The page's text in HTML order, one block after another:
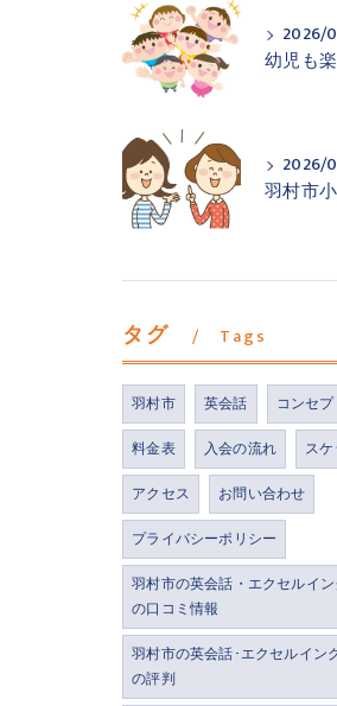
2026/
2026/
タグ Tags
羽村市 英会話 コンセプ
料金表
入会の流れ
ス
アクセス
お問い合わせ
プライバシーポリシー
羽村市の英会話・エクセルイ
の口コミ情報
羽村市の英会話･エクセルイン
の評判